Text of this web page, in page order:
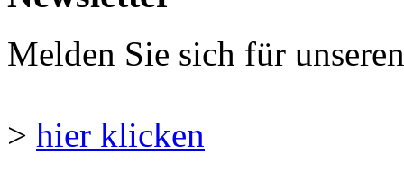
Melden Sie sich für
> hier klicken